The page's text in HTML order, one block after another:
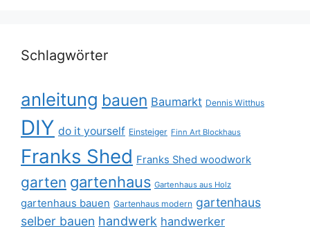
Schlagwörter
anleitung bauen Baumarkt Dennis Witthus
DIY do it yourself Einsteiger Finn Art Blockhaus
Franks Shed Franks Shed woodwork
garten gartenhaus Gartenhaus aus Holz
gartenhaus bauen Gartenhaus modern gartenhaus
selber bauen handwerk handwerker